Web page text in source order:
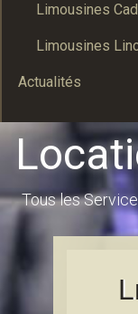
Limousines
Limousines
Actualités
Tous les
L